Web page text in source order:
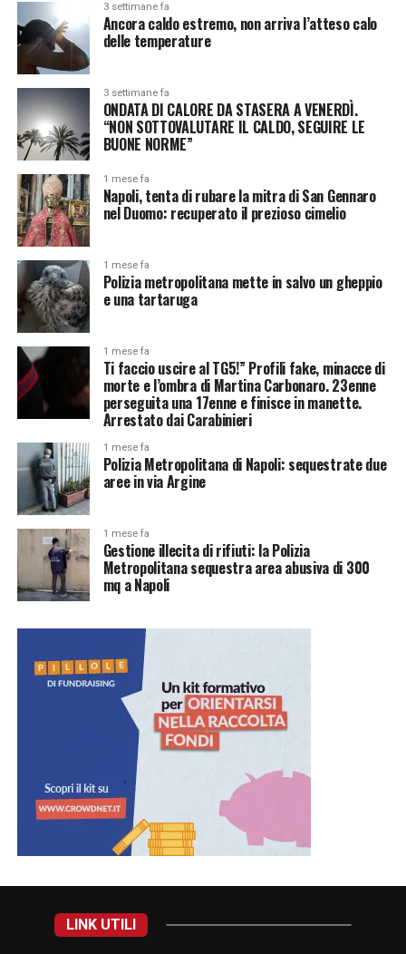
3 settimane fa
Ancora caldo estremo, non arriva l’atteso calo
delle temperature
3 settimane fa
ONDATA DI CALORE DA STASERA A VENERDÌ.
“NON SOTTOVALUTARE IL CALDO, SEGUIRE LE
BUONE NORME”
1 mese fa
Napoli, tenta di rubare la mitra di San Gennaro
nel Duomo: recuperato il prezioso cimelio
1 mese fa
Polizia metropolitana mette in salvo un gheppio
e una tartaruga
1 mese fa
Ti faccio uscire al TG5!” Profili fake, minacce di
morte e l’ombra di Martina Carbonaro. 23enne
perseguita una 17enne e finisce in manette.
Arrestato dai Carabinieri
1 mese fa
Polizia Metropolitana di Napoli: sequestrate due
aree in via Argine
1 mese fa
Gestione illecita di rifiuti: la Polizia
Metropolitana sequestra area abusiva di 300
mq a Napoli
LINK UTILI